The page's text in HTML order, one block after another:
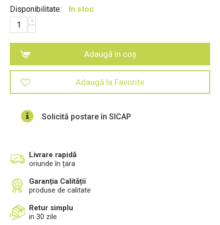
Disponibilitate:
In stoc
+
−
Adaugă în coș
Adaugă la Favorite
Solicită postare în SICAP
Livrare rapidă
oriunde în țara
Garanția Calității
produse de calitate
Retur simplu
in 30 zile